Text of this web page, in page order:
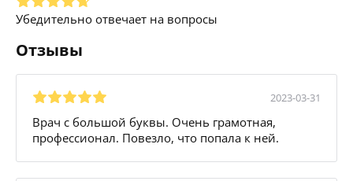
Убедительно отвечает на вопросы
Отзывы
2023-03-31
Врач с большой буквы. Очень грамотная,
профессионал. Повезло, что попала к ней.